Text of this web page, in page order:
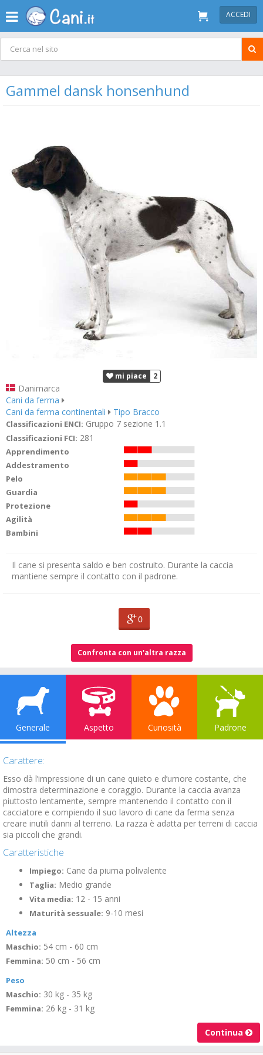
ACCEDI
Gammel dansk honsenhund
mi piace 2
Danimarca
Cani da ferma
Cani da ferma continentali
Tipo Bracco
Classificazioni ENCI: Gruppo 7 sezione 1.1
Classificazioni FCI: 281
Apprendimento
Addestramento
Pelo
Guardia
Protezione
Agilità
Bambini
Il cane si presenta saldo e ben costruito. Durante la caccia
mantiene sempre il contatto con il padrone.
0
Confronta con un'altra razza
Generale Aspetto Curiosità Padrone
Carattere:
Esso dà l’impressione di un cane quieto e d’umore costante, che
dimostra determinazione e coraggio. Durante la caccia avanza
piuttosto lentamente, sempre mantenendo il contatto con il
cacciatore e compiendo il suo lavoro di cane da ferma senza
creare inutili danni al terreno. La razza è adatta per terreni di caccia
sia piccoli che grandi.
Caratteristiche
Impiego: Cane da piuma polivalente
Taglia: Medio grande
Vita media: 12 - 15 anni
Maturità sessuale: 9-10 mesi
Altezza
Maschio: 54 cm - 60 cm
Femmina: 50 cm - 56 cm
Peso
Maschio: 30 kg - 35 kg
Femmina: 26 kg - 31 kg
Continua